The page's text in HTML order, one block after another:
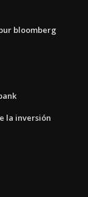
bloomberg
la inversión